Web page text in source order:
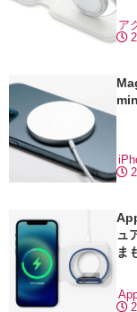
ア
ュ
ま